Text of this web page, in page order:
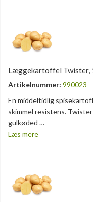
Læggekartoffel Twister,
Artikelnummer: 990023
En middeltidlig
skimmel resistens.
gulkøded …
Læs mere